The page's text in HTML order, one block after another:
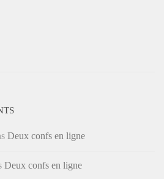
Deux confs en ligne
Deux confs en ligne